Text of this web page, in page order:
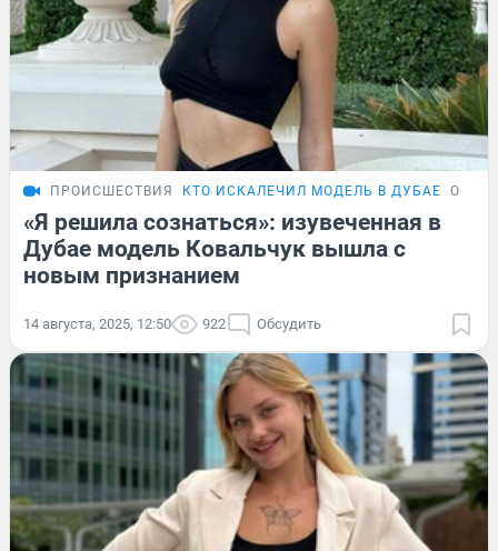
ПРОИСШЕСТВИЯ КТО ИСКАЛЕЧИЛ МОДЕЛЬ В ДУБАЕ ОБЗОР
«Я решила сознаться»: изувеченная в
Дубае модель Ковальчук вышла с
новым признанием
14 августа, 2025, 12:50 922 Обсудить